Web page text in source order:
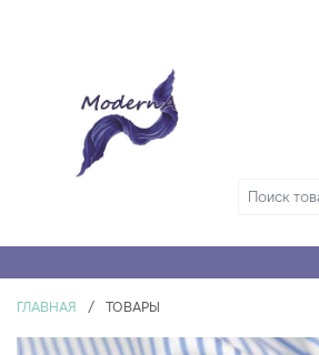
ГЛАВНАЯ / ТОВАРЫ